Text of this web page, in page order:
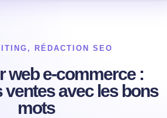
, RÉDACTION SEO
web e-commerce :
ventes avec les bons
mots